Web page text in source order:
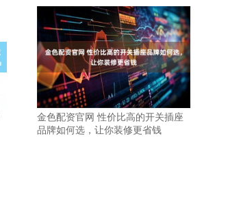
金色配资官网 性价比高的开关插座
品牌如何选，让你装修更省钱